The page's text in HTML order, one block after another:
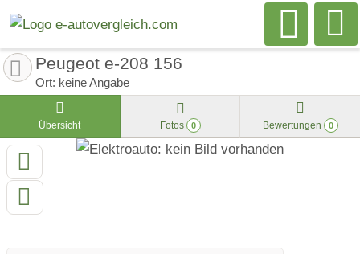
Peugeot e-208 156
Ort: keine Angabe
Übersicht Fotos 0 Bewertungen 0